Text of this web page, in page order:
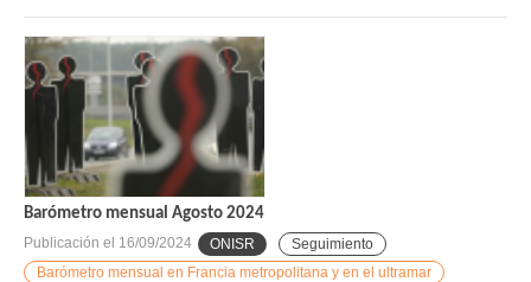
Barómetro mensual Agosto 2024
Publicación el 16/09/2024 ONISR
Seguimiento
Barómetro mensual en Francia metropolitana y en el ultramar